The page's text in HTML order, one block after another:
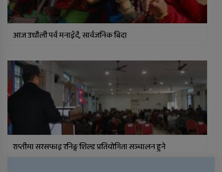
आज उधौली पर्व मनाइँदै, सार्वजनिक बिदा
राप्तीमा सरसफाइ रनिङ्ग शिल्ड प्रतियोगिता सञ्चालन हुने